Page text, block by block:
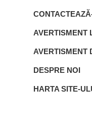
AVERTISMENT
AVERTISMENT
DESPRE NOI
HARTA SITE-